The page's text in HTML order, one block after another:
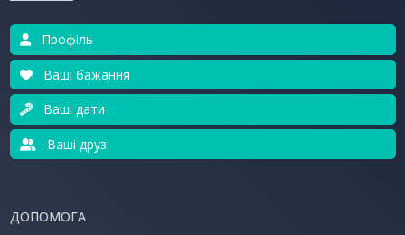
Профіль
Ваші бажання
Ваші дати
Ваші друзі
ДОПОМОГА